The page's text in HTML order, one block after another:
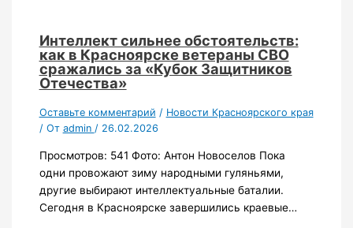
Интеллект сильнее обстоятельств:
как в Красноярске ветераны СВО
сражались за «Кубок Защитников
Отечества»
Оставьте комментарий / Новости Красноярского края
/ От admin / 26.02.2026
Просмотров: 541 Фото: Антон Новоселов Пока
одни провожают зиму народными гуляньями,
другие выбирают интеллектуальные баталии.
Сегодня в Красноярске завершились краевые…